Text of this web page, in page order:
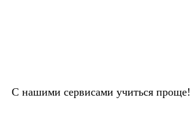
С нашими сервисами учиться проще!